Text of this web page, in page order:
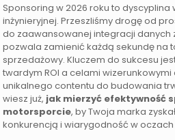
Sponsoring w 2026 roku to
inżynieryjnej. Przeszliśmy drogę od
do zaawansowanej integracji danych
pozwala zamienić każdą sekundę na
sprzedażowy. Kluczem do sukcesu
twardym ROI a celami
unikalnego contentu do budowania
wiesz już, jak mierzyć efektywność
motorsporcie, by Twoja marka
konkurencją i wiarygodność w